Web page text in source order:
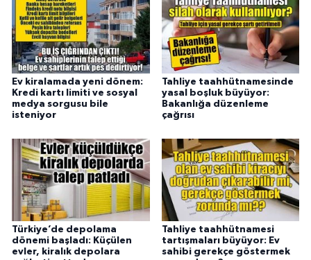
Ev kiralamada yeni dönem:
Kredi kartı limiti ve sosyal
medya sorgusu bile
isteniyor
Tahliye taahhütnamesinde
yasal boşluk büyüyor:
Bakanlığa düzenleme
çağrısı
Türkiye’de depolama
dönemi başladı: Küçülen
evler, kiralık depolara
Tahliye taahhütnamesi
tartışmaları büyüyor: Ev
sahibi gerekçe göstermek